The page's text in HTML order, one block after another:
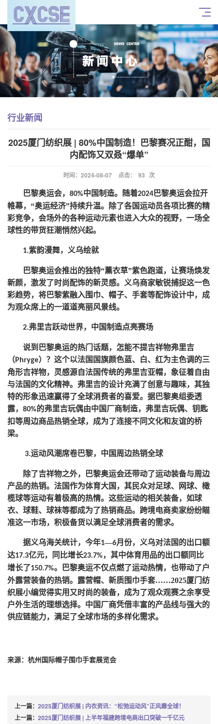
行业新闻
2025厦门纺织展 | 80%中国制造！巴黎赛况正酣，国
内配饰又双叒“爆单”
时间：2024-08-07 点击： 93 次
巴黎奥运会， 80%中国制造。随着2024 巴黎奥运会拉开
帷幕，“奥运经济”持续升温。除了各国运动员各项比赛的精
彩竞争，会场外的各种运动元素也进入大众的视野，一场全
球性的带货狂潮悄然兴起。
1.紫韵漫舞，义乌绘就
巴黎奥运会推出的独特“薰衣草”紫色跑道，让赛场焕发
新颜，激发了时尚配饰的新灵感。义乌商家敏锐捕捉这一色
彩趋势，将巴黎紫融入围巾、帽子、手套等配饰设计中，成
为观众席上的一道道亮丽风景线。
2.弗里吉跃动世界，中国制造点亮赛场
说到巴黎奥运的热门话题，怎能不提吉祥物弗里吉
（ Phryge）？这个以法国国旗颜色蓝、白、红为主色调的三
角形吉祥物，灵感源自法国传统的弗里吉亚帽，象征着自由
与法国的文化精神。弗里吉的设计充满了创意与趣味，其独
特的形象迅速赢得了全球消费者的喜爱。据巴黎奥组委透
露， 80%的弗里吉玩偶由中国厂商制造，弗里吉玩偶、钥匙
扣等周边商品热销全球，成为了连接不同文化和友谊的桥
梁。
3.运动风潮席卷巴黎，中国周边热销全球
除了吉祥物之外，巴黎奥运会还带动了运动装备与周边
产品的热销。法国作为体育大国，其民众对足球、网球、橄
榄球等运动有着极高的热情。这些运动的相关装备，如球
衣、球鞋、球袜等都成为了热销商品。跨境电商卖家纷纷瞄
准这一市场，积极备货以满足全球消费者的需求。
据义乌海关统计，今年1—6月份，义乌对法国的出口额
达17.3亿元，同比增长23.7%，其中体育用品的出口额同比
增长了150.7%。巴黎奥运不仅点燃了运动热情，也带动了户
外露营装备的热销。露营帽、新质围巾手套……2025厦门纺
织展小编觉得实用又时尚的装备，成为了观众观赛之余享受
户外生活的理想选择。中国厂商凭借丰富的产品线与强大的
供应链能力，满足了全球市场的多样化需求。
来源：杭州国际帽子围巾手套展览会
上一篇： 2025厦门纺织展 | 内衣资讯：“松弛运动风”正风靡全球！
上一篇： 2025厦门纺织展 | 上半年福建跨境电商出口突破一千亿元